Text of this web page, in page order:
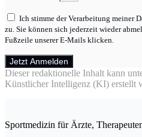
Ich stimme der Verarbeitung meiner
zu. Sie können sich jederzeit wieder
Fußzeile unserer E-Mails klicken.
Jetzt Anmelden
Dieser redaktionelle Inhalt kann
Künstlicher Intelligenz (KI) erstellt
Sportmedizin für Ärzte,